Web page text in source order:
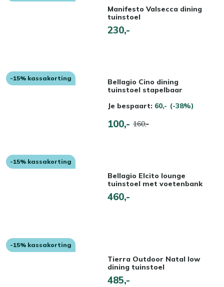
Manifesto Valsecca dining
tuinstoel
230,-
-15% kassakorting
Bellagio Cino dining
tuinstoel stapelbaar
Je bespaart: 60,- (-38%)
100,- 160,-
-15% kassakorting
Bellagio Elcito lounge
tuinstoel met voetenbank
460,-
-15% kassakorting
Tierra Outdoor Natal low
dining tuinstoel
485,-